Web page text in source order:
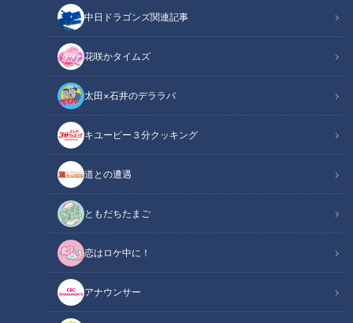
中日ドラゴンズ関連記事
花咲かタイムズ
太田×石井のデララバ
キユーピー３分クッキング
道との遭遇
ともだちたまご
恋はロケ中に！
アナウンサー
元中日ドラゴンズ投手の吉見一起さんが、5月30日放送のＣＢ
Ｃラジオ『若狭敬一のスポ音』に出演。プロ野球のオープン戦
とシーズンの違い、マウンドで投げる際のプレートの使い方に
ついて話しました。聞き手は若狭敬一アナウンサーです。
関連リンク
オープン戦とシーズン中
オープン戦は気にしない
吉見さんの成績
オープン戦と二軍は同じ
プレートの位置